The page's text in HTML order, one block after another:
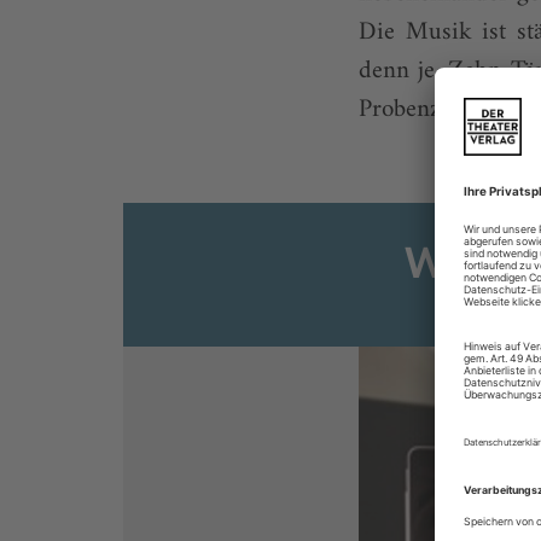
Die Musik ist
denn je. Zehn
Probenzeit immer ...